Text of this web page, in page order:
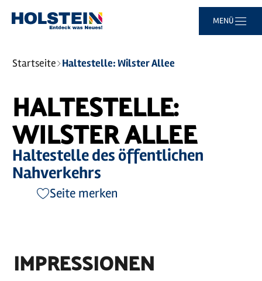
MENÜ
Sie
sind
Startseite Haltestelle: Wilster Allee
HALTESTELLE:
WILSTER ALLEE
Haltestelle des öffentlichen
Nahverkehrs
Seite merken
IMPRESSIONEN